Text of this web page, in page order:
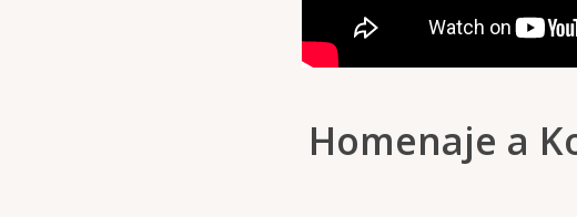
Homenaje a